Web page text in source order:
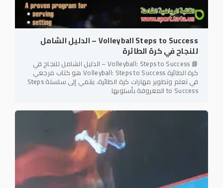
Volleyball Steps to Success – الدليل الشامل
للنجاح في كرة الطائرة
📘 Volleyball: Steps to Success – الدليل الشامل للنجاح في
كرة الطائرة Volleyball: Steps to Success هو كتاب مرجعي
في تعلم وتطوير مهارات كرة الطائرة، ينتمي إلى سلسلة Steps
to Success المعروفة بأسلوبها